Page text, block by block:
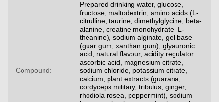
Compound:
Prepared drinking water, glucose,
fructose, maltodextrin, amino acids (L-
citrulline, taurine, dimethylglycine, beta-
alanine, creatine monohydrate, L-
theanine), sodium alginate, gel base
(guar gum, xanthan gum), glyauronic
acid, natural flavour, acidity regulator
ascorbic acid, magnesium citrate,
sodium chloride, potassium citrate,
calcium, plant extracts (guarana,
cordyceps military, tribulus, ginger,
rhodiola rosea, peppermint), sodium